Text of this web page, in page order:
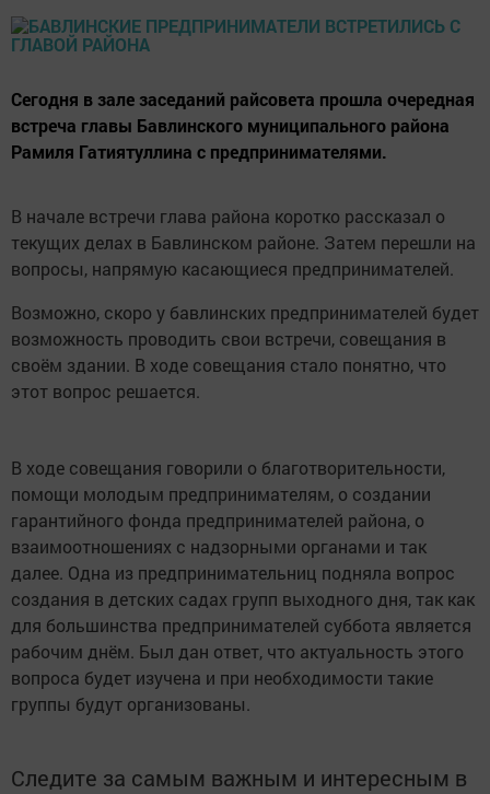
Сегодня в зале заседаний райсовета прошла очередная
встреча главы Бавлинского муниципального района
Рамиля Гатиятуллина с предпринимателями.
В начале встречи глава района коротко рассказал о
текущих делах в Бавлинском районе. Затем перешли на
вопросы, напрямую касающиеся предпринимателей.
Возможно, скоро у бавлинских предпринимателей будет
возможность проводить свои встречи, совещания в
своём здании. В ходе совещания стало понятно, что
этот вопрос решается.
В ходе совещания говорили о благотворительности,
помощи молодым предпринимателям, о создании
гарантийного фонда предпринимателей района, о
взаимоотношениях с надзорными органами и так
далее. Одна из предпринимательниц подняла вопрос
создания в детских садах групп выходного дня, так как
для большинства предпринимателей суббота является
рабочим днём. Был дан ответ, что актуальность этого
вопроса будет изучена и при необходимости такие
группы будут организованы.
Следите за самым важным и интересным в